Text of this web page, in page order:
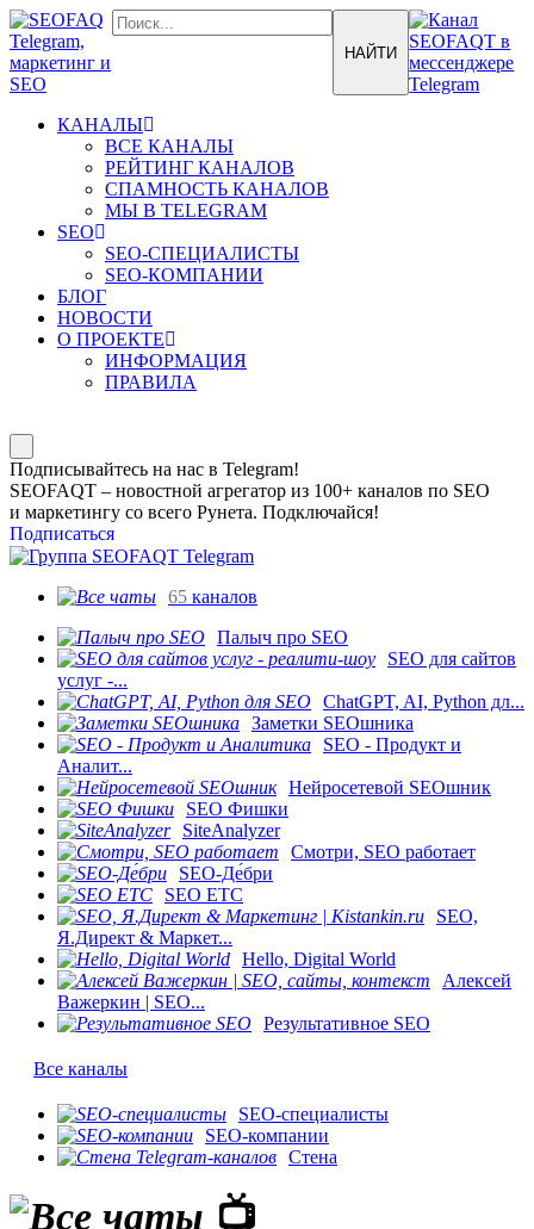
КАНАЛЫ
ВСЕ КАНАЛЫ
РЕЙТИНГ КАНАЛОВ
СПАМНОСТЬ КАНАЛОВ
МЫ В TELEGRAM
SEO
SEO-СПЕЦИАЛИСТЫ
SEO-КОМПАНИИ
БЛОГ
НОВОСТИ
О ПРОЕКТЕ
ИНФОРМАЦИЯ
ПРАВИЛА
Подписывайтесь на нас в Telegram!
SEOFAQT – новостной агрегатор из 100+ каналов по SEO
и маркетингу со всего Рунета. Подключайся!
Подписаться
65 каналов
Палыч про SEO
SEO для сайтов
услуг -...
ChatGPT, AI, Python дл...
Заметки SEOшника
SEO - Продукт и
Аналит...
Нейросетевой SEOшник
SEO Фишки
SiteAnalyzer
Смотри, SEO работает
SEO-Де́бри
SEO ETC
SEO,
Я.Директ & Маркет...
Hello, Digital World
Алексей
Важеркин | SEO...
Результативное SEO
Все каналы
SEO-специалисты
SEO-компании
Стена
📺